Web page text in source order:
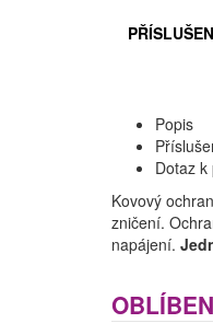
Popis
Dotaz k
Kovový
zničení.
napájení.